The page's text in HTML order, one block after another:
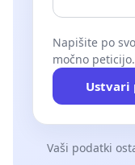
Napišite po
močno peticijo.
Ustvari
Vaši podatki